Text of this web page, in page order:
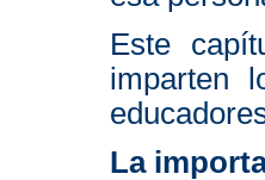
Este
imparten
La